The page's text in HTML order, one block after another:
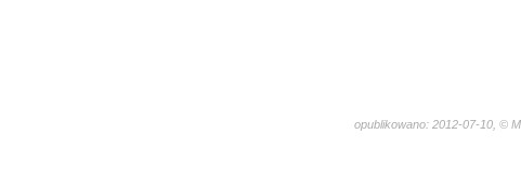
opublikowano: 2012-07-10, ©